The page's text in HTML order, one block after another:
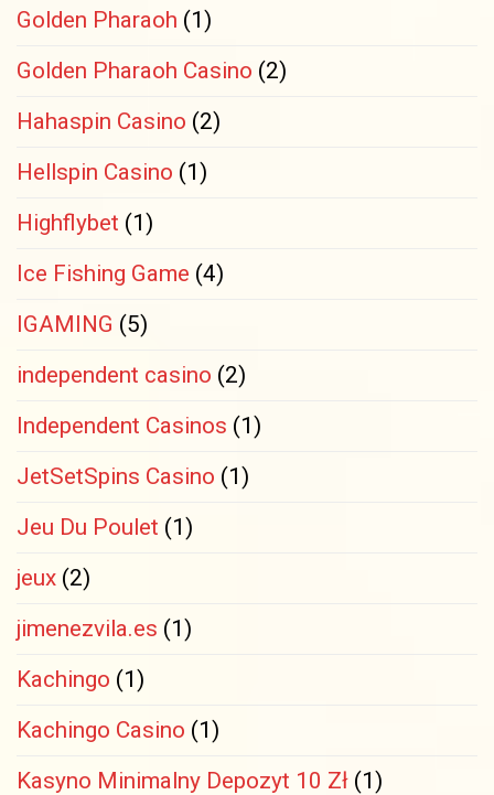
Golden Pharaoh (1)
Golden Pharaoh Casino (2)
Hahaspin Casino (2)
Hellspin Casino (1)
Highflybet (1)
Ice Fishing Game (4)
IGAMING (5)
independent casino (2)
Independent Casinos (1)
JetSetSpins Casino (1)
Jeu Du Poulet (1)
jeux (2)
jimenezvila.es (1)
Kachingo (1)
Kachingo Casino (1)
Kasyno Minimalny Depozyt 10 Zł (1)